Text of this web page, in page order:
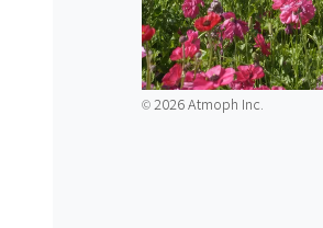
©️2026 Atmoph Inc.